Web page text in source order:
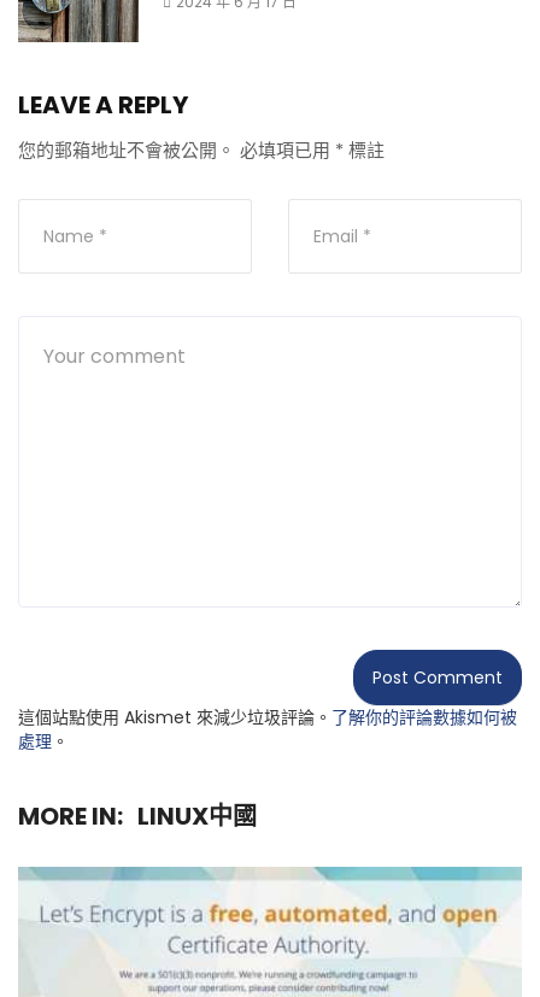
LEAVE A REPLY
您的郵箱地址不會被公開。 必填項已用 * 標註
這個站點使用 Akismet 來減少垃圾評論。 了解你的評論數據如何被
處理 。
MORE IN: LINUX中國